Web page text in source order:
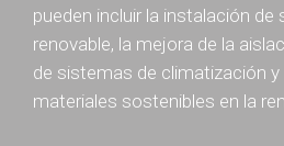
pueden incluir la instalación de
renovable, la mejora de la
de sistemas de climatización y
materiales sostenibles en la